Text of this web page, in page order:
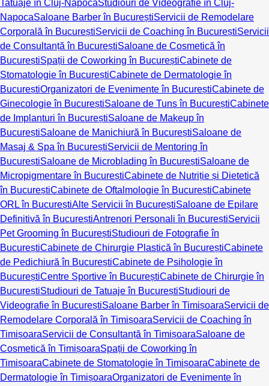
Tatuaje în Cluj-NapocaStudiouri de Videografie în Cluj-
NapocaSaloane Barber în BucureștiServicii de Remodelare
Corporală în BucureștiServicii de Coaching în BucureștiServicii
de Consultanță în BucureștiSaloane de Cosmetică în
BucureștiSpații de Coworking în BucureștiCabinete de
Stomatologie în BucureștiCabinete de Dermatologie în
BucureștiOrganizatori de Evenimente în BucureștiCabinete de
Ginecologie în BucureștiSaloane de Tuns în BucureștiCabinete
de Implanturi în BucureștiSaloane de Makeup în
BucureștiSaloane de Manichiură în BucureștiSaloane de
Masaj & Spa în BucureștiServicii de Mentoring în
BucureștiSaloane de Microblading în BucureștiSaloane de
Micropigmentare în BucureștiCabinete de Nutriție și Dietetică
în BucureștiCabinete de Oftalmologie în BucureștiCabinete
ORL în BucureștiAlte Servicii în BucureștiSaloane de Epilare
Definitivă în BucureștiAntrenori Personali în BucureștiServicii
Pet Grooming în BucureștiStudiouri de Fotografie în
BucureștiCabinete de Chirurgie Plastică în BucureștiCabinete
de Pedichiură în BucureștiCabinete de Psihologie în
BucureștiCentre Sportive în BucureștiCabinete de Chirurgie în
BucureștiStudiouri de Tatuaje în BucureștiStudiouri de
Videografie în BucureștiSaloane Barber în TimișoaraServicii de
Remodelare Corporală în TimișoaraServicii de Coaching în
TimișoaraServicii de Consultanță în TimișoaraSaloane de
Cosmetică în TimișoaraSpații de Coworking în
TimișoaraCabinete de Stomatologie în TimișoaraCabinete de
Dermatologie în TimișoaraOrganizatori de Evenimente în